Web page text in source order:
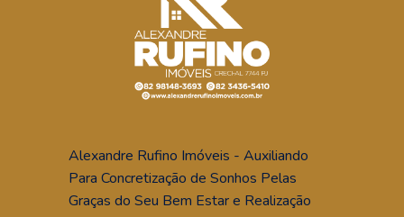
Alexandre Rufino Imóveis - Auxiliando
Para Concretização de Sonhos Pelas
Graças do Seu Bem Estar e Realização